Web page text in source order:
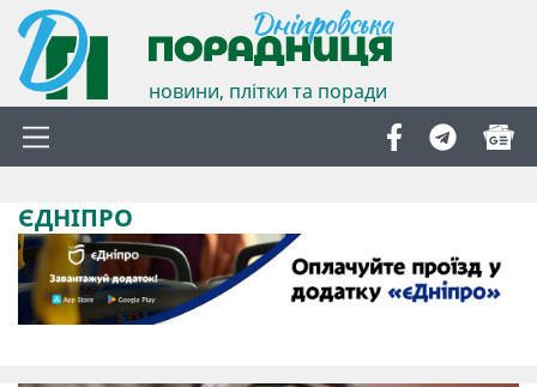
новини, плітки та поради
ЄДНІПРО